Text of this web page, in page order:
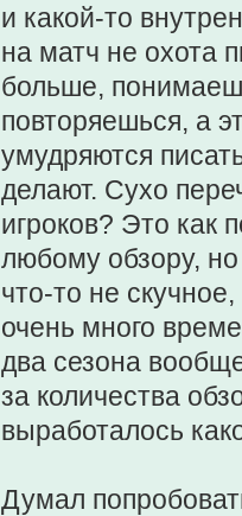
и какой-то
на матч не охота
больше,
повторяешься, а
умудряются
делают. Сухо
игроков? Это как
любому обзору,
что-то не
очень много
два сезона
за количества
выработалось
Думал